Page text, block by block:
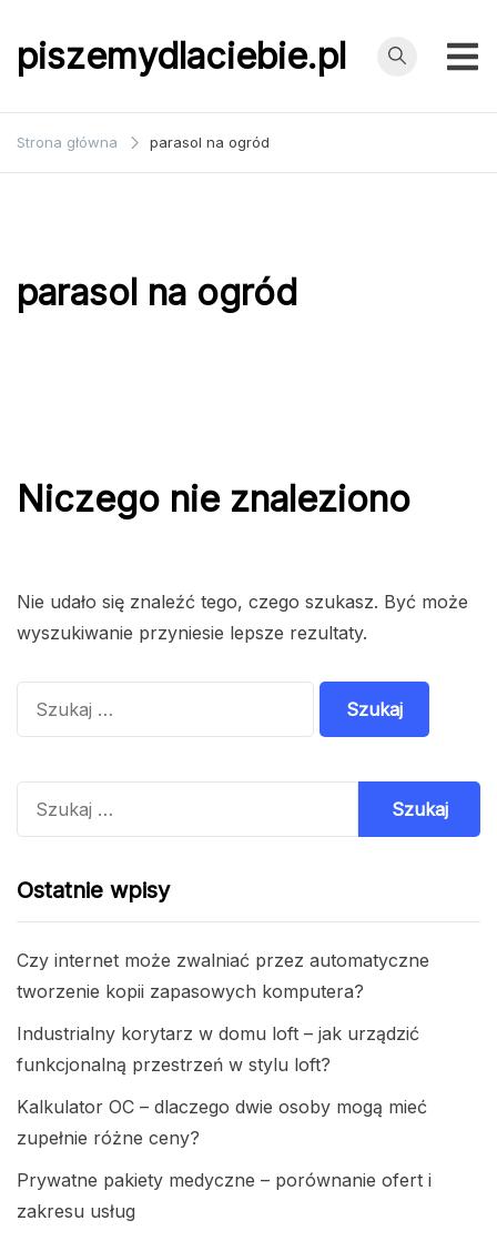
do
treścipiszemydlaciebie.pl
Strona główna parasol na ogród
parasol na ogród
Niczego nie znaleziono
Nie udało się znaleźć tego, czego szukasz. Być może
wyszukiwanie przyniesie lepsze rezultaty.
Ostatnie wpisy
Czy internet może zwalniać przez automatyczne
tworzenie kopii zapasowych komputera?
Industrialny korytarz w domu loft – jak urządzić
funkcjonalną przestrzeń w stylu loft?
Kalkulator OC – dlaczego dwie osoby mogą mieć
zupełnie różne ceny?
Prywatne pakiety medyczne – porównanie ofert i
zakresu usług